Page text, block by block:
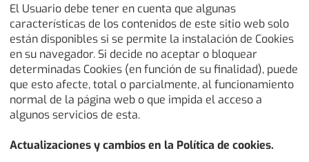
El Usuario debe tener en cuenta que algunas
características de los contenidos de este sitio web solo
están disponibles si se permite la instalación de Cookies
en su navegador. Si decide no aceptar o bloquear
determinadas Cookies (en función de su finalidad), puede
que esto afecte, total o parcialmente, al funcionamiento
normal de la página web o que impida el acceso a
algunos servicios de esta.
Actualizaciones y cambios en la Política de cookies.